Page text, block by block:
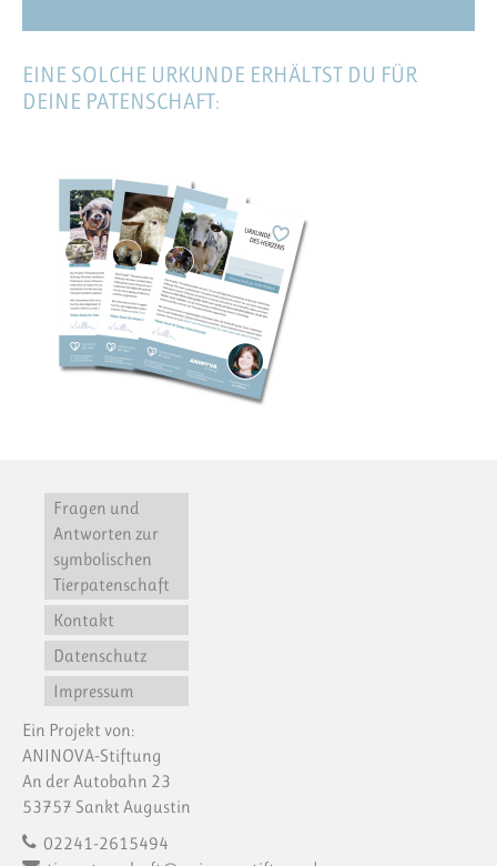
EINE SOLCHE URKUNDE ERHÄLTST DU FÜR
DEINE PATENSCHAFT:
Fragen und
Antworten zur
symbolischen
Tierpatenschaft
Kontakt
Datenschutz
Impressum
Ein Projekt von:
ANINOVA-Stiftung
An der Autobahn 23
53757 Sankt Augustin
02241-2615494